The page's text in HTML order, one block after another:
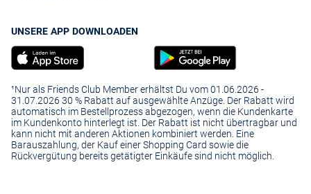
UNSERE APP DOWNLOADEN
¹Nur als Friends Club Member erhältst Du vom 01.06.2026 -
31.07.2026 30 % Rabatt auf ausgewählte Anzüge. Der Rabatt wird
automatisch im Bestellprozess abgezogen, wenn die Kundenkarte
im Kundenkonto hinterlegt ist. Der Rabatt ist nicht übertragbar und
kann nicht mit anderen Aktionen kombiniert werden. Eine
Barauszahlung, der Kauf einer Shopping Card sowie die
Rückvergütung bereits getätigter Einkäufe sind nicht möglich.